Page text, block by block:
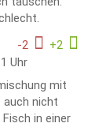
-2 +2
Uhr
mit
auch nicht
in einer